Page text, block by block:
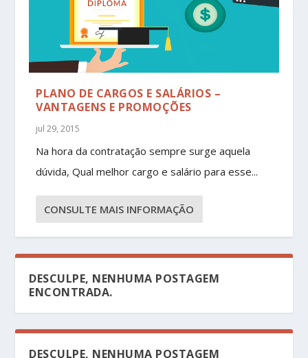
PLANO DE CARGOS E SALÁRIOS –
VANTAGENS E PROMOÇÕES
jul 29, 2015
Na hora da contratação sempre surge aquela
dúvida, Qual melhor cargo e salário para esse...
CONSULTE MAIS INFORMAÇÃO
DESCULPE, NENHUMA POSTAGEM
ENCONTRADA.
DESCULPE, NENHUMA POSTAGEM